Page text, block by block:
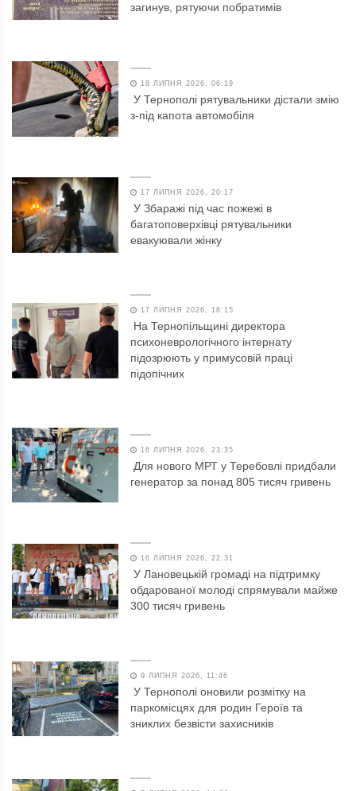
загинув, рятуючи побратимів
18 ЛИПНЯ 2026, 06:19
У Тернополі рятувальники дістали змію
з-під капота автомобіля
17 ЛИПНЯ 2026, 20:17
У Збаражі під час пожежі в
багатоповерхівці рятувальники
евакуювали жінку
17 ЛИПНЯ 2026, 18:15
На Тернопільщині директора
психоневрологічного інтернату
підозрюють у примусовій праці
підопічних
16 ЛИПНЯ 2026, 23:35
Для нового МРТ у Теребовлі придбали
генератор за понад 805 тисяч гривень
16 ЛИПНЯ 2026, 22:31
У Лановецькій громаді на підтримку
обдарованої молоді спрямували майже
300 тисяч гривень
9 ЛИПНЯ 2026, 11:46
У Тернополі оновили розмітку на
паркомісцях для родин Героїв та
зниклих безвісти захисників